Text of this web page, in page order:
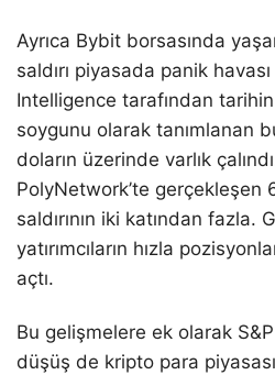
Ayrıca Bybit borsasında
saldırı piyasada panik
Intelligence tarafından
soygunu olarak tanımlanan
doların üzerinde varlık
PolyNetwork’te gerçekleşen
saldırının iki katından fazla.
yatırımcıların hızla
açtı.
Bu gelişmelere ek olarak
düşüş de kripto para